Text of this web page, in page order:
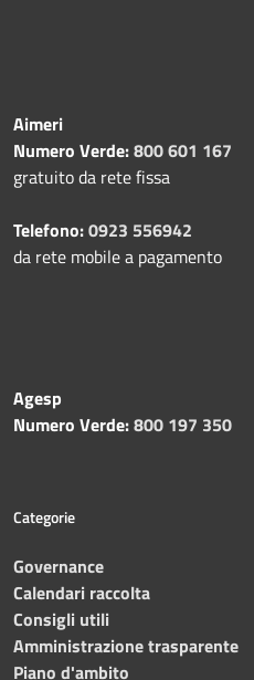
Aimeri
Numero Verde:800 601 167
gratuito da rete fissa
Telefono:0923 556942
da rete mobile a pagamento
Agesp
Numero Verde:800 197 350
Categorie
Governance
Calendari raccolta
Consigli utili
Amministrazione trasparente
Piano d'ambito